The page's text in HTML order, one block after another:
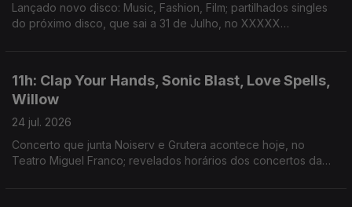
Lançado novo disco: Music, Fashion, Film; partilhados singles
do próximo disco, que sai a 31 de Julho, no XXXXX
11h: Clap Your Hands, Sonic Blast, Love Spells,
Willow
24 jul. 2026
Concerto que junta Noiserv e Grutera acontece hoje, no
Teatro Miguel Franco; revelados horários dos concertos da